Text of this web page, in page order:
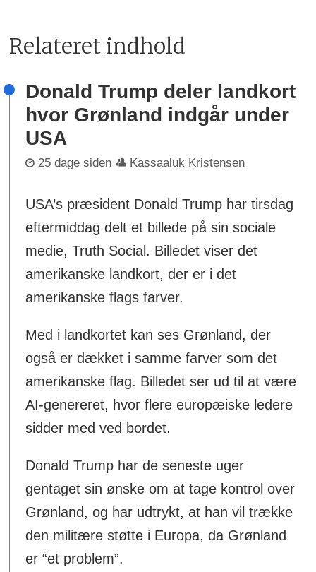
Relateret indhold
Donald Trump deler landkort
hvor Grønland indgår under
USA
25 dage siden Kassaaluk Kristensen
USA’s præsident Donald Trump har tirsdag
eftermiddag delt et billede på sin sociale
medie, Truth Social. Billedet viser det
amerikanske landkort, der er i det
amerikanske flags farver.
Med i landkortet kan ses Grønland, der
også er dækket i samme farver som det
amerikanske flag. Billedet ser ud til at være
AI-genereret, hvor flere europæiske ledere
sidder med ved bordet.
Donald Trump har de seneste uger
gentaget sin ønske om at tage kontrol over
Grønland, og har udtrykt, at han vil trække
den militære støtte i Europa, da Grønland
er “et problem”.